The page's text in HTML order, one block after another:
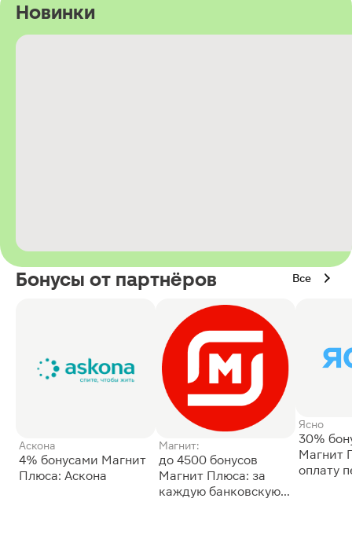
Новинки
Бонусы от партнёров Все
Аскона
4% бонусами Магнит
Плюса: Аскона
Магнит:
до 4500 бонусов
Магнит Плюса: за
каждую банковскую
Ясно
30%
Магнит
оплату